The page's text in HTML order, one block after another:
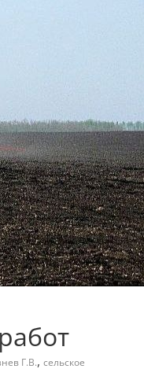
Г.В., сельское